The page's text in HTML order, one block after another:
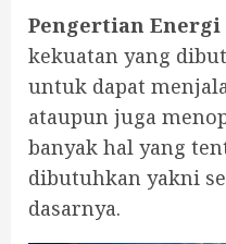
Pengertian Energi
kekuatan yang
untuk dapat
ataupun juga
banyak hal yang
dibutuhkan yakni
dasarnya.